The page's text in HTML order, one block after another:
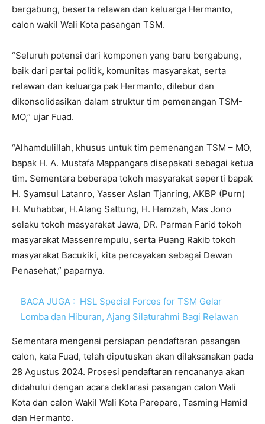
bergabung, beserta relawan dan keluarga Hermanto,
calon wakil Wali Kota pasangan TSM.
“Seluruh potensi dari komponen yang baru bergabung,
baik dari partai politik, komunitas masyarakat, serta
relawan dan keluarga pak Hermanto, dilebur dan
dikonsolidasikan dalam struktur tim pemenangan TSM-
MO,” ujar Fuad.
“Alhamdulillah, khusus untuk tim pemenangan TSM – MO,
bapak H. A. Mustafa Mappangara disepakati sebagai ketua
tim. Sementara beberapa tokoh masyarakat seperti bapak
H. Syamsul Latanro, Yasser Aslan Tjanring, AKBP (Purn)
H. Muhabbar, H.Alang Sattung, H. Hamzah, Mas Jono
selaku tokoh masyarakat Jawa, DR. Parman Farid tokoh
masyarakat Massenrempulu, serta Puang Rakib tokoh
masyarakat Bacukiki, kita percayakan sebagai Dewan
Penasehat,” paparnya.
BACA JUGA : HSL Special Forces for TSM Gelar
Lomba dan Hiburan, Ajang Silaturahmi Bagi Relawan
Sementara mengenai persiapan pendaftaran pasangan
calon, kata Fuad, telah diputuskan akan dilaksanakan pada
28 Agustus 2024. Prosesi pendaftaran rencananya akan
didahului dengan acara deklarasi pasangan calon Wali
Kota dan calon Wakil Wali Kota Parepare, Tasming Hamid
dan Hermanto.